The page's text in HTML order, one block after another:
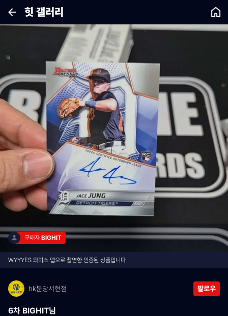
힛 갤러리
구매자 BIGHIT
WYYYES 와이스 앱으로 촬영한 인증된 상품입니다
hk분당서현점 팔로우
6차 BIGHIT님